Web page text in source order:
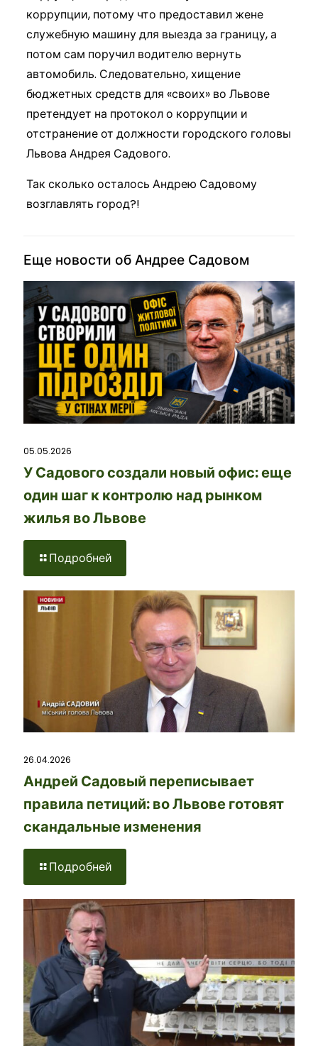
коррупции, потому что предоставил жене
служебную машину для выезда за границу, а
потом сам поручил водителю вернуть
автомобиль. Следовательно, хищение
бюджетных средств для «своих» во Львове
претендует на протокол о коррупции и
отстранение от должности городского головы
Львова Андрея Садового.
Так сколько осталось Андрею Садовому
возглавлять город?!
Еще новости об Андрее Садовом
05.05.2026
У Садового создали новый офис: еще
один шаг к контролю над рынком
жилья во Львове
Подробней
26.04.2026
Андрей Садовый переписывает
правила петиций: во Львове готовят
скандальные изменения
Подробней